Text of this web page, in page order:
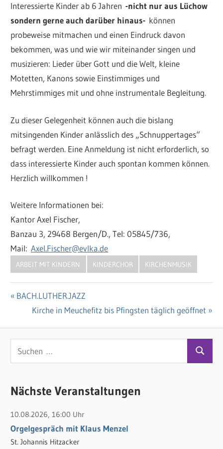
Interessierte Kinder ab 6 Jahren-nicht nur aus Lüchow
sondern gerne auch darüber hinaus- können
probeweise mitmachen und einen Eindruck davon
bekommen, was und wie wir miteinander singen und
musizieren: Lieder über Gott und die Welt, kleine
Motetten, Kanons sowie Einstimmiges und
Mehrstimmiges mit und ohne instrumentale Begleitung.
Zu dieser Gelegenheit können auch die bislang
mitsingenden Kinder anlässlich des „Schnuppertages“
befragt werden. Eine Anmeldung ist nicht erforderlich, so
dass interessierte Kinder auch spontan kommen können.
Herzlich willkommen !
Weitere Informationen bei:
Kantor Axel Fischer,
Banzau 3, 29468 Bergen/D., Tel: 05845/736,
Mail:Axel.Fischer@evlka.de
ARBEIT MIT KINDERN KINDERCHOR KIRCHENMUSIK
Beitragsnavigation
Vorheriger
Beitrag:
BACH.LUTHER.JAZZ
Nächster
Kirche in Meuchefitz bis Pfingsten täglich geöffnet
u
h
n
n
Nächste Veranstaltungen
10.08.2026, 16:00 Uhr
Orgelgespräch mit Klaus Menzel
St. Johannis Hitzacker